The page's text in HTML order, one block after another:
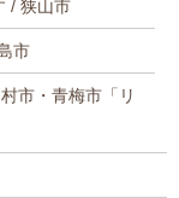
/ 狭山市
市
市・青梅市「リ